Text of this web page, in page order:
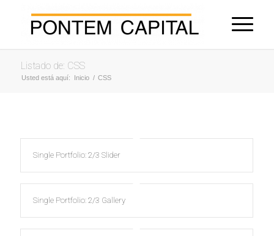
Listado de: CSS
Usted está aquí: Inicio / CSS
Single Portfolio: 2/3 Slider
Single Portfolio: 2/3 Gallery